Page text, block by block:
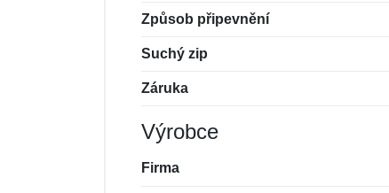
Způsob připevnění
Suchý zip
Záruka
Výrobce
Firma